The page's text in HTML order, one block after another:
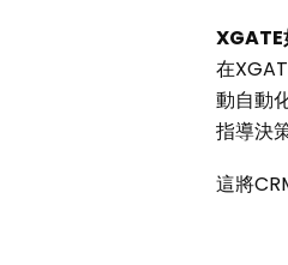
XGATE
在
動自動
指導決策
這將